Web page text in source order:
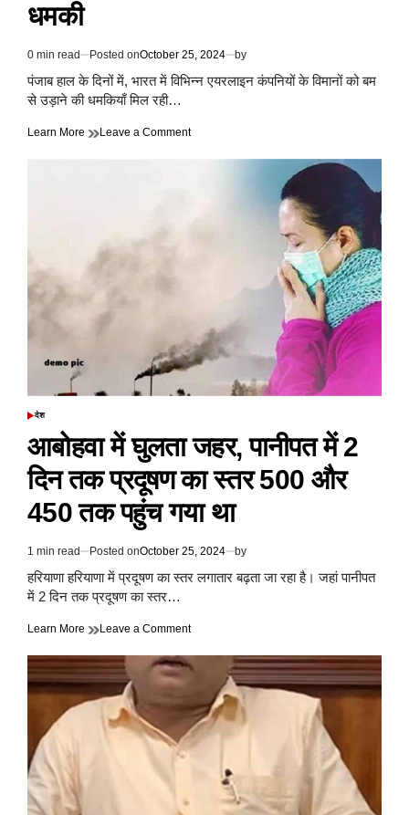
धमकी
Estimated
read
time
0 min read Posted onOctober 25, 2024 by
पंजाब हाल के दिनों में, भारत में विभिन्न एयरलाइन कंपनियों के विमानों को बम
से उड़ाने की धमकियाँ मिल रही…
Learn More Leave a Commenton
नहीं,
अब
फ्लाइट्स
बम
उड़ाने
की
धमकी
POSTED
देश
आबोहवा में घुलता जहर, पानीपत में 2
दिन तक प्रदूषण का स्तर 500 और
450 तक पहुंच गया था
Estimated
read
time
1 min read Posted onOctober 25, 2024 by
हरियाणा हरियाणा में प्रदूषण का स्तर लगातार बढ़ता जा रहा है। जहां पानीपत
में 2 दिन तक प्रदूषण का स्तर…
Learn More Leave a Commenton
में
पानीपत
में